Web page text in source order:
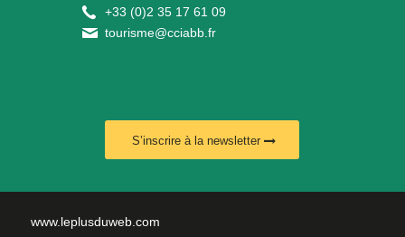
+33 (0)2 35 17 61 09
tourisme@cciabb.fr
S’inscrire à la newsletter
www.leplusduweb.com